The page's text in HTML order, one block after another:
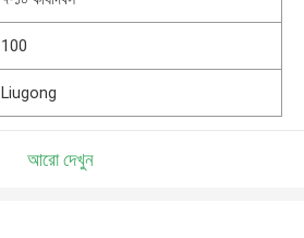
100
Liugong
আরো দেখুন